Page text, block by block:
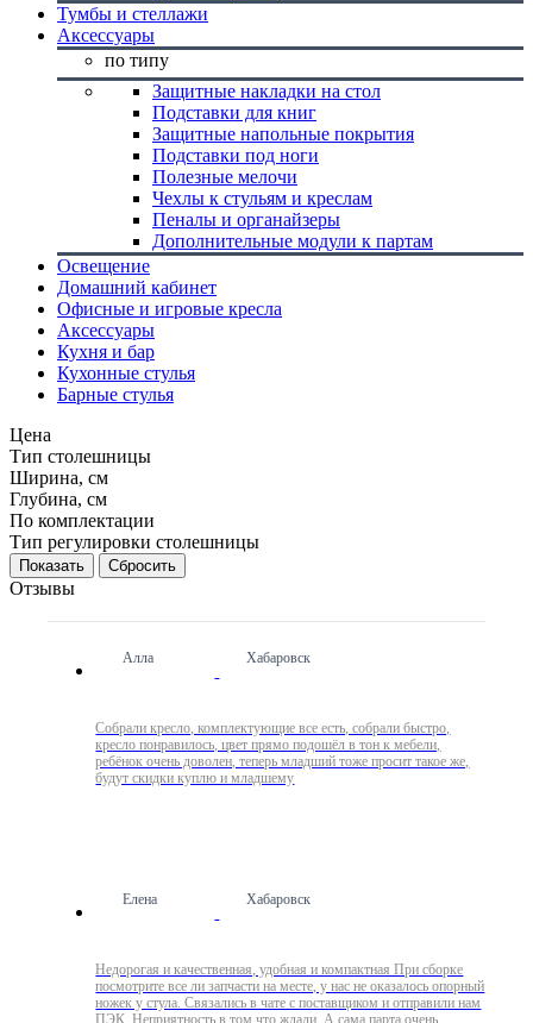
Тумбы и стеллажи
Аксессуары
по типу
Защитные накладки на стол
Подставки для книг
Защитные напольные покрытия
Подставки под ноги
Полезные мелочи
Чехлы к стульям и креслам
Пеналы и органайзеры
Дополнительные модули к партам
Освещение
Домашний кабинет
Офисные и игровые кресла
Аксессуары
Кухня и бар
Кухонные стулья
Барные стулья
Цена
Тип столешницы
Ширина, см
Глубина, см
По комплектации
Тип регулировки столешницы
Сбросить
Отзывы
Алла Хабаровск
Собрали кресло, комплектующие все есть, собрали быстро,
кресло понравилось, цвет прямо подошёл в тон к мебели,
ребёнок очень доволен, теперь младший тоже просит такое же,
будут скидки куплю и младшему
Елена Хабаровск
Недорогая и качественная, удобная и компактная При сборке
посмотрите все ли запчасти на месте, у нас не оказалось опорный
ножек у стула. Связались в чате с поставщиком и отправили нам
ПЭК. Неприятность в том что ждали. А сама парта очень